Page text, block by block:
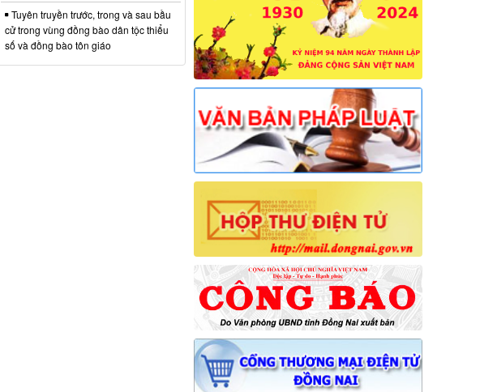
Tuyên truyền trước, trong và sau bầu
cử trong vùng đồng bào dân tộc thiểu
số và đồng bào tôn giáo